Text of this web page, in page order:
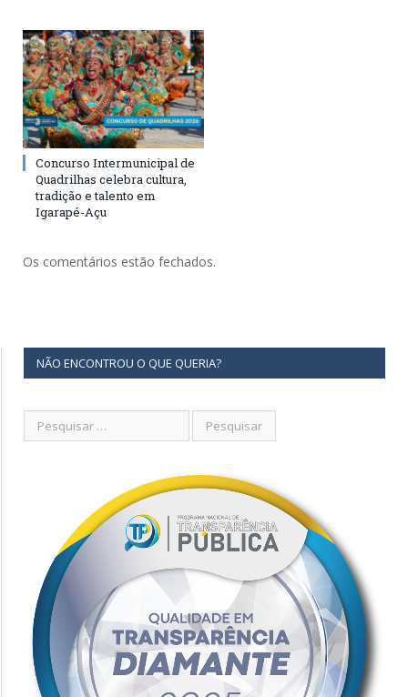
Concurso Intermunicipal de
Quadrilhas celebra cultura,
tradição e talento em
Igarapé-Açu
Os comentários estão fechados.
NÃO ENCONTROU O QUE QUERIA?